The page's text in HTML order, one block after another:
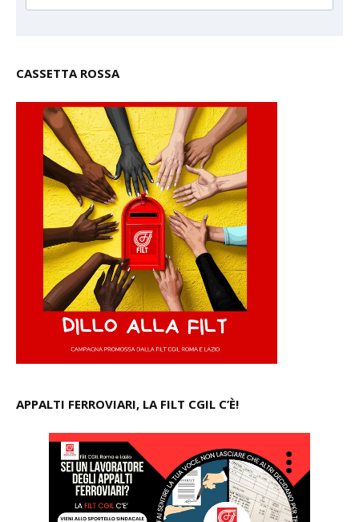
CASSETTA ROSSA
APPALTI FERROVIARI, LA FILT CGIL C’È!